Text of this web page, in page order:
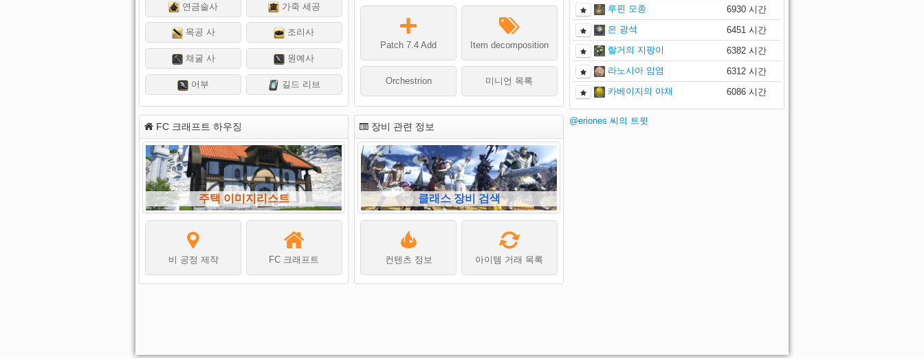
연금술사 가죽 세공
목공 사 조리사
채굴 사 원예사
어부 길드 리브
Patch 7.4 Add Item decomposition
Orchestrion 미니언 목록
루핀 모종
6930 시간
은 광석
6451 시간
랄거의 지팡이
6382 시간
라노시아 암염
6312 시간
카베이지의 야채
6086 시간
FC 크래프트 하우징
주택 이미지리스트
비 공정 제작 FC 크래프트
장비 관련 정보
클래스 장비 검색
컨텐츠 정보 아이템 거래 목록
@eriones 씨의 트윗